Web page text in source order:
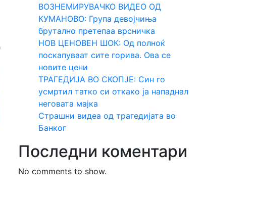
ВОЗНЕМИРУВАЧКО ВИДЕО ОД
КУМАНОВО: Група девојчиња
брутално претепаа врсничка
НОВ ЦЕНОВЕН ШОК: Од полноќ
поскапуваат сите горива. Ова се
новите цени
ТРАГЕДИЈА ВО СКОПЈЕ: Син го
усмртил татко си откако ја нападнал
неговата мајка
Страшни видеа од трагедијата во
Банког
Последни коментари
No comments to show.